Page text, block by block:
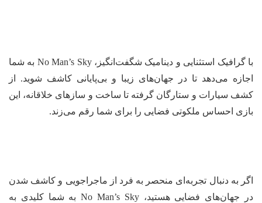
با گرافیک استثنایی و دینامیک شگفت‌انگیز، No Man’s Sky به شما
اجازه می‌دهد تا در جهان‌های زیبا و بی‌پایانی کاشف شوید. از
کشف سیارات و ستارگان گرفته تا ساخت و سازهای خلاقانه، این
بازی احساس ملکوتی فضایی را برای شما رقم می‌زند.
اگر به دنبال تجربه‌ای منحصر به فرد از ماجراجویی و کاشف شدن
در جهان‌های فضایی هستید، No Man’s Sky به شما کلیدی به